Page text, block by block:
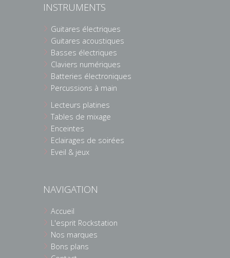
INSTRUMENTS
Guitares électriques
Guitares acoustiques
Basses électriques
Claviers numériques
Batteries électroniques
Percussions à main
Lecteurs platines
Tables de mixage
Enceintes
Eclairages de soirées
Eveil & jeux
NAVIGATION
Accueil
L'esprit Rockstation
Nos marques
Bons plans